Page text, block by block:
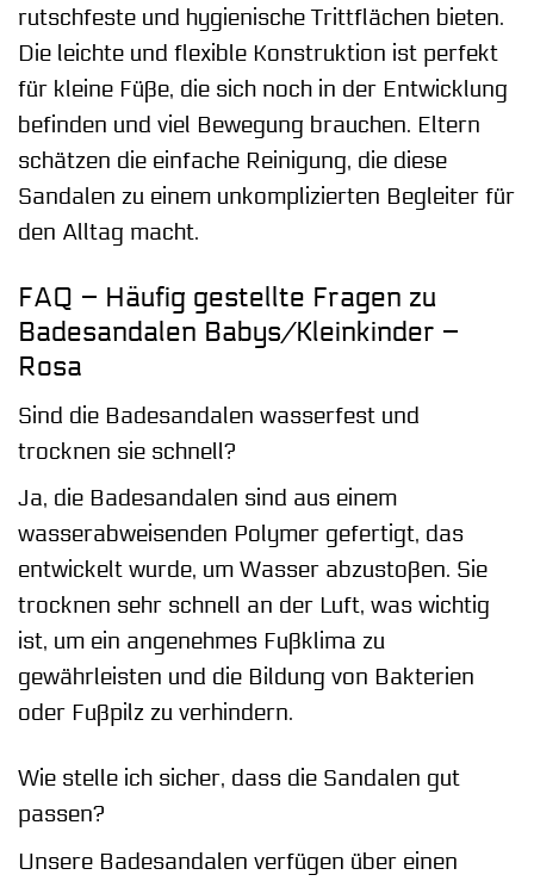
rutschfeste und hygienische Trittflächen bieten.
Die leichte und flexible Konstruktion ist perfekt
für kleine Füße, die sich noch in der Entwicklung
befinden und viel Bewegung brauchen. Eltern
schätzen die einfache Reinigung, die diese
Sandalen zu einem unkomplizierten Begleiter für
den Alltag macht.
FAQ – Häufig gestellte Fragen zu
Badesandalen Babys/Kleinkinder –
Rosa
Sind die Badesandalen wasserfest und
trocknen sie schnell?
Ja, die Badesandalen sind aus einem
wasserabweisenden Polymer gefertigt, das
entwickelt wurde, um Wasser abzustoßen. Sie
trocknen sehr schnell an der Luft, was wichtig
ist, um ein angenehmes Fußklima zu
gewährleisten und die Bildung von Bakterien
oder Fußpilz zu verhindern.
Wie stelle ich sicher, dass die Sandalen gut
passen?
Unsere Badesandalen verfügen über einen